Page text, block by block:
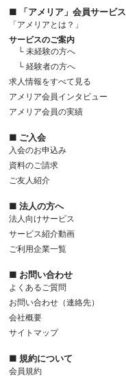
■ 「アメリア」会員サービス
「アメリアとは？」
サービスのご案内
└ 未経験の方へ
└ 経験者の方へ
求人情報をすべて見る
アメリア会員インタビュー
アメリア会員の実績
■ ご入会
入会のお申込み
資料のご請求
ご友人紹介
■ 法人の方へ
法人向けサービス
サービス紹介動画
ご利用企業一覧
■ お問い合わせ
よくあるご質問
お問い合わせ（連絡先）
会社概要
サイトマップ
■ 規約について
会員規約